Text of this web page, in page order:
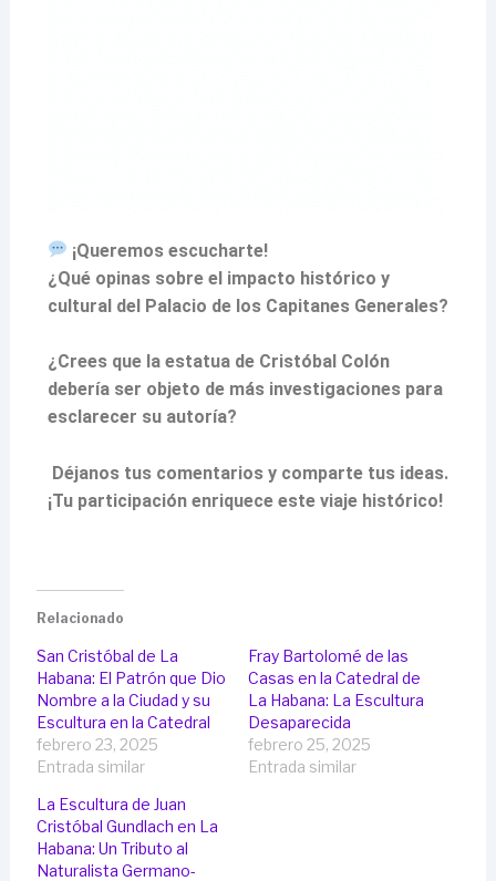
¡Queremos escucharte!
¿Qué opinas sobre el impacto histórico y
cultural del Palacio de los Capitanes Generales?
¿Crees que la estatua de Cristóbal Colón
debería ser objeto de más investigaciones para
esclarecer su autoría?
Déjanos tus comentarios y comparte tus ideas.
¡Tu participación enriquece este viaje histórico!
Relacionado
San Cristóbal de La
Habana: El Patrón que Dio
Nombre a la Ciudad y su
Escultura en la Catedral
febrero 23, 2025
Entrada similar
Fray Bartolomé de las
Casas en la Catedral de
La Habana: La Escultura
Desaparecida
febrero 25, 2025
Entrada similar
La Escultura de Juan
Cristóbal Gundlach en La
Habana: Un Tributo al
Naturalista Germano-